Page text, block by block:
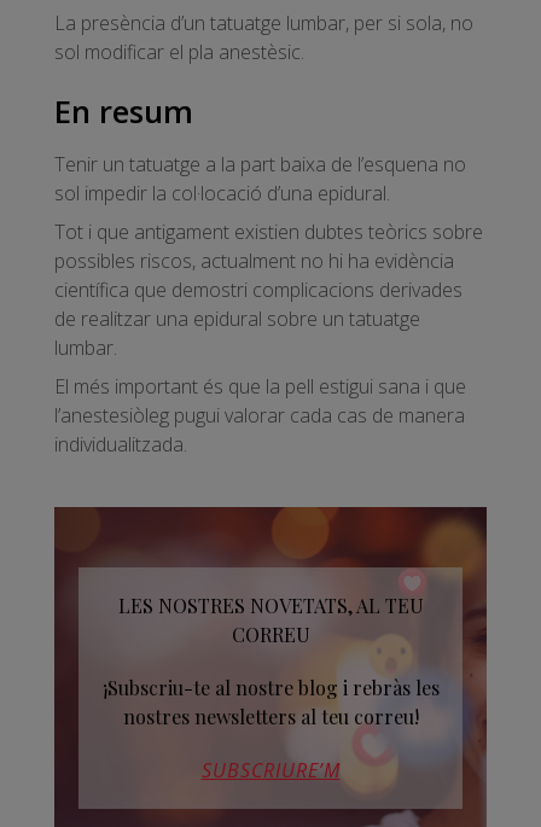
La presència d’un tatuatge lumbar, per si sola, no
sol modificar el pla anestèsic.
En resum
Tenir un tatuatge a la part baixa de l’esquena no
sol impedir la col·locació d’una epidural.
Tot i que antigament existien dubtes teòrics sobre
possibles riscos, actualment no hi ha evidència
científica que demostri complicacions derivades
de realitzar una epidural sobre un tatuatge
lumbar.
El més important és que la pell estigui sana i que
l’anestesiòleg pugui valorar cada cas de manera
individualitzada.
LES NOSTRES NOVETATS, AL TEU
CORREU
¡Subscriu-te al nostre blog i rebràs les
nostres newsletters al teu correu!
SUBSCRIURE’M